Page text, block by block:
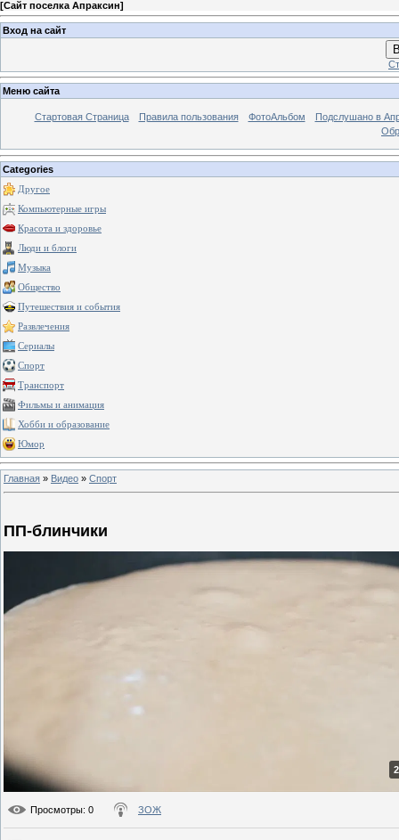
[Сайт поселка Апраксин]
Вход на сайт
Меню сайта
Стартовая Страница Правила пользования ФотоАльбом
Подслушано в
Categories
Другое
Компьютерные игры
Красота и здоровье
Люди и блоги
Музыка
Общество
Путешествия и события
Развлечения
Сериалы
Спорт
Транспорт
Фильмы и анимация
Хобби и образование
Юмор
Главная » Видео » Спорт
ПП-блинчики
Просмотры: 0 ЗОЖ